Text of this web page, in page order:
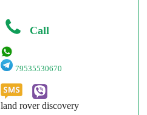
Call
79535530670
land rover discovery